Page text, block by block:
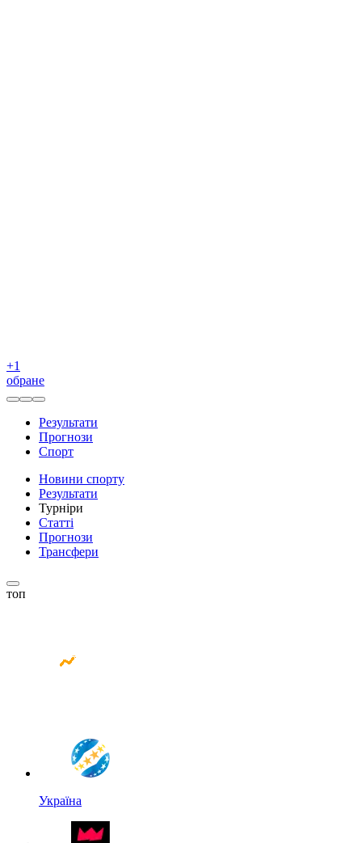
+1
обране
Результати
Прогнози
Спорт
Новини спорту
Результати
Турніри
Статті
Прогнози
Трансфери
топ
Україна